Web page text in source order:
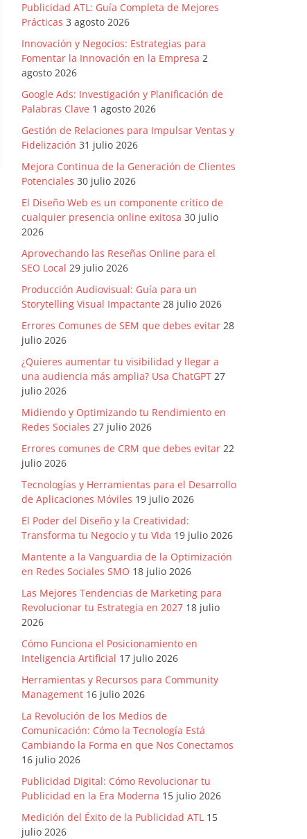
Publicidad ATL: Guía Completa de Mejores
Prácticas 3 agosto 2026
Innovación y Negocios: Estrategias para
Fomentar la Innovación en la Empresa 2
agosto 2026
Google Ads: Investigación y Planificación de
Palabras Clave 1 agosto 2026
Gestión de Relaciones para Impulsar Ventas y
Fidelización 31 julio 2026
Mejora Continua de la Generación de Clientes
Potenciales 30 julio 2026
El Diseño Web es un componente crítico de
cualquier presencia online exitosa 30 julio
2026
Aprovechando las Reseñas Online para el
SEO Local 29 julio 2026
Producción Audiovisual: Guía para un
Storytelling Visual Impactante 28 julio 2026
Errores Comunes de SEM que debes evitar 28
julio 2026
¿Quieres aumentar tu visibilidad y llegar a
una audiencia más amplia? Usa ChatGPT 27
julio 2026
Midiendo y Optimizando tu Rendimiento en
Redes Sociales 27 julio 2026
Errores comunes de CRM que debes evitar 22
julio 2026
Tecnologías y Herramientas para el Desarrollo
de Aplicaciones Móviles 19 julio 2026
El Poder del Diseño y la Creatividad:
Transforma tu Negocio y tu Vida 19 julio 2026
Mantente a la Vanguardia de la Optimización
en Redes Sociales SMO 18 julio 2026
Las Mejores Tendencias de Marketing para
Revolucionar tu Estrategia en 2027 18 julio
2026
Cómo Funciona el Posicionamiento en
Inteligencia Artificial 17 julio 2026
Herramientas y Recursos para Community
Management 16 julio 2026
La Revolución de los Medios de
Comunicación: Cómo la Tecnología Está
Cambiando la Forma en que Nos Conectamos
16 julio 2026
Publicidad Digital: Cómo Revolucionar tu
Publicidad en la Era Moderna 15 julio 2026
Medición del Éxito de la Publicidad ATL 15
julio 2026